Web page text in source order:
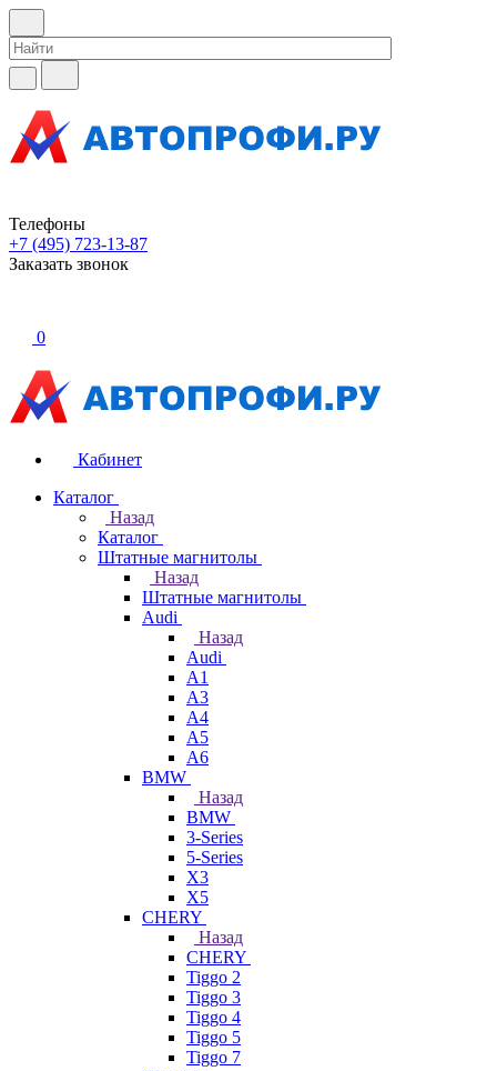
Телефоны
+7 (495) 723-13-87
Заказать звонок
0
Кабинет
Каталог
Назад
Каталог
Штатные магнитолы
Назад
Штатные магнитолы
Audi
Назад
Audi
A1
A3
A4
A5
A6
BMW
Назад
BMW
3-Series
5-Series
X3
X5
CHERY
Назад
CHERY
Tiggo 2
Tiggo 3
Tiggo 4
Tiggo 5
Tiggo 7